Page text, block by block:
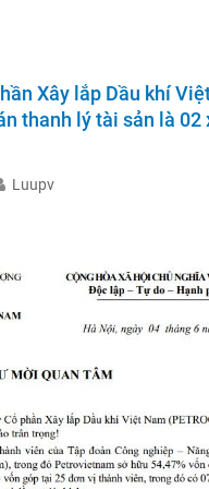
Xây lắp Dầu khí
thanh lý tài sản là 02
Luupv